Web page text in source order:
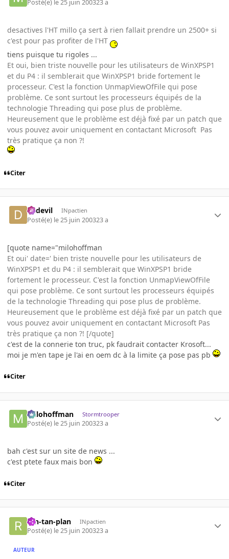
Posté(e) le 25 juin 200323 a
desactives l'HT millo ça sert à rien fallait prendre un 2500+ si
c'est pour pas profiter de l'HT
tiens puisque tu rigoles ...
Et oui, bien triste nouvelle pour les utilisateurs de WinXPSP1
et du P4 : il semblerait que WinXPSP1 bride fortement le
processeur. C'est la fonction UnmapViewOfFile qui pose
problème. Ce sont surtout les processeurs équipés de la
technologie Threading qui pose plus de problème.
Heureusement que le problème est déjà fixé par un patch que
vous pouvez avoir uniquement en contactant Microsoft Pas
très pratique ça non ?!
Citer
dadevil INpactien
Posté(e) le 25 juin 200323 a
[quote name="milohoffman
Et oui' date=' bien triste nouvelle pour les utilisateurs de
WinXPSP1 et du P4 : il semblerait que WinXPSP1 bride
fortement le processeur. C'est la fonction UnmapViewOfFile
qui pose problème. Ce sont surtout les processeurs équipés
de la technologie Threading qui pose plus de problème.
Heureusement que le problème est déjà fixé par un patch que
vous pouvez avoir uniquement en contactant Microsoft Pas
très pratique ça non ?! [/quote]
c'est de la connerie ton truc, pk faudrait contacter Krosoft...
moi je m'en tape je l'ai en oem dc à la limite ça pose pas pb
Citer
milohoffman Stormtrooper
Posté(e) le 25 juin 200323 a
bah c'est sur un site de news ...
c'est ptete faux mais bon
Citer
ran-tan-plan INpactien
Posté(e) le 25 juin 200323 a
AUTEUR